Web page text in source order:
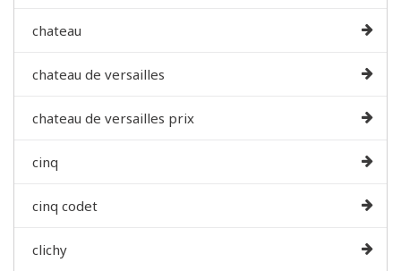
chateau
chateau de versailles
chateau de versailles prix
cinq
cinq codet
clichy